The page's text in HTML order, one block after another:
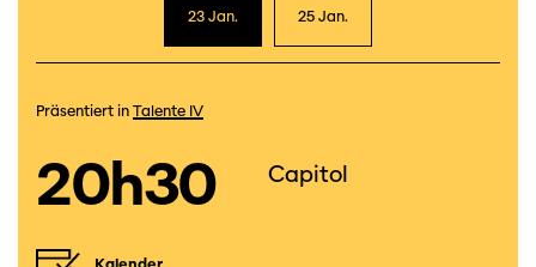
23 Jan. 25 Jan.
Präsentiert in Talente IV
20h30 Capitol